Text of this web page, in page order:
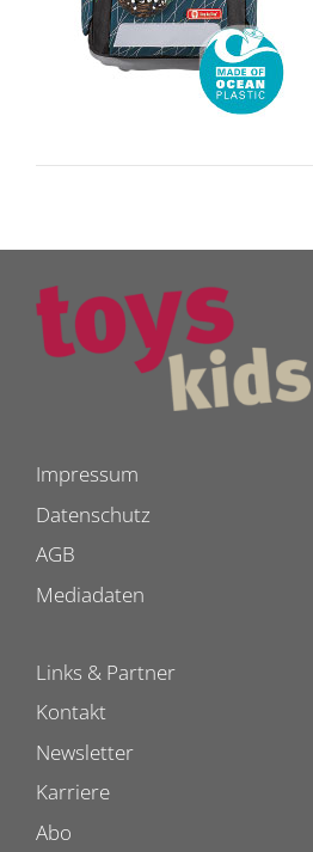
Impressum
Datenschutz
AGB
Mediadaten
Links & Partner
Kontakt
Newsletter
Karriere
Abo